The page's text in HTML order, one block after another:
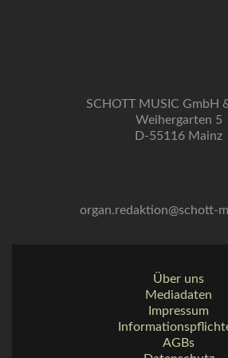
SCHOTT MUSIC GmbH
Weihergarten 5
D-55116 Mainz
organ.redaktion@schott-
Über uns
Mediadaten
Impressum
AGBs